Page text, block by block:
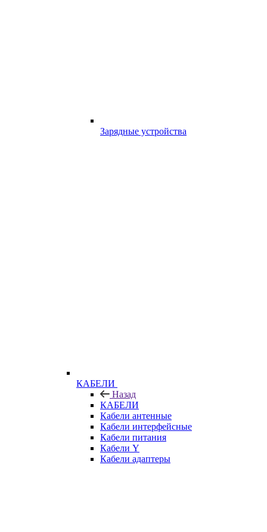
Зарядные устройства
КАБЕЛИ
Назад
КАБЕЛИ
Кабели антенные
Кабели интерфейсные
Кабели питания
Кабели Y
Кабели адаптеры